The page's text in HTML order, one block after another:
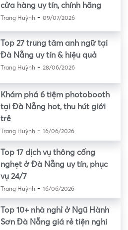
cửa hàng uy tín, chính hãng
Trang Huỳnh- 09/07/2026
Top 27 trung tâm anh ngữ tại
Đà Nẵng uy tín & hiệu quả
Trang Huỳnh- 28/06/2026
Khám phá 6 tiệm photobooth
tại Đà Nẵng hot, thu hút giới
trẻ
Trang Huỳnh- 16/06/2026
Top 17 dịch vụ thông cống
nghẹt ở Đà Nẵng uy tín, phục
vụ 24/7
Trang Huỳnh- 16/06/2026
Top 10+ nhà nghỉ ở Ngũ Hành
Sơn Đà Nẵng giá rẻ tiện nghi